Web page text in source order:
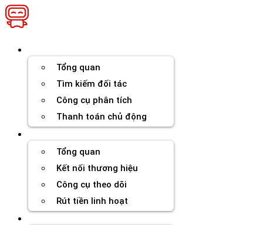
Chuyển
đến
Tổng quan
Tìm kiếm đối tác
Công cụ phân tích
Thanh toán chủ động
Tổng quan
Kết nối thương hiệu
Công cụ theo dõi
Rút tiền linh hoạt